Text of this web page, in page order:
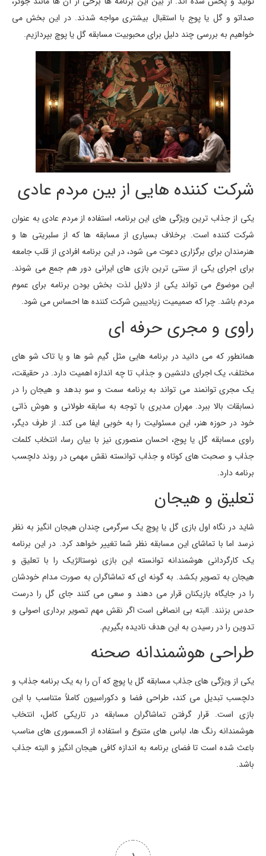
صداتو و گل یا پوج با استقبال بیشتری مواجه شدند. در این بخش می
خواهیم به بررسی چند دلیل برای محبوبیت مسابقه گل یا پوچ بپردازیم.
شرکت کننده هایی از بین مردم عادی
یکی از جذاب ترین ویژگی های این برنامه، استفاده از مردم عادی به عنوان
شرکت کننده است. برخلاف بسیاری از مسابقه ها که از سلبریتی ها و
هنرمندان برای برگزاری دعوت می شود، در این برنامه افرادی از قلب جامعه
برای اجرای یکی از سنتی ترین بازی های ایرانی دور هم جمع می شوند.
این موضوع می تواند یکی از دلایل لذت بخش بودن برنامه برای عموم
مردم باشد. چرا که صمیمیت زیادیبین شرکت کننده ها احساس می شود.
راوی و مجری حرفه ای
همانطور که می دانید در برنامه هایی مثل گیم شو ها و یا تاک شو های
مختلف، یک اجرای دلنشین و جذاب تا چه اندازه اهمیت دارد. در حقیقت،
یک مجری توانمند می تواند به برنامه سمت و سو بدهد و هیجان را در
نسابقات بالا ببرد. مهران مدیری با توجه به سابقه طولانی و هوش ذاتی
خود در حوزه هنر، این مسئولیت را به خوبی ایفا می کند. از طرف دیگر،
راوی مسابقه گل یا پوج، احسان منصوری نیز با بیان رسا، انتخاب کلمات
جذاب و صحبت های کوتاه و جذاب توانسته نقش مهمی در روند دلچسب
برنامه دارد.
تعلیق و هیجان
شاید در نگاه اول بازی گل یا پوچ یک سرگرمی چندان هیجان انگیز به نظر
نرسد اما با تماشای این مسابقه نظر شما تغییر خواهد کرد. در این برنامه
یک کارگردانی هوشمندانه توانسته این بازی نوستالژیک را با تعلیق و
هیجان به تصویر بکشد. به گونه ای که تماشاگران به صورت مدام خودشان
را در جایگاه بازیکنان قرار می دهند و سعی می کنند جای گل را درست
حدس بزنند. البته بی انصافی است اگر نقش مهم تصویر برداری اصولی و
تدوین را در رسیدن به این هدف نادیده بگیریم.
طراحی هوشمندانه صحنه
یکی از ویژگی های جذاب مسابقه گل یا پوچ که آن را به یک برنامه جذاب و
دلچسب تبدیل می کند، طراحی فضا و دکوراسیون کاملاً متناسب با این
بازی است. قرار گرفتن تماشاگران مسابقه در تاریکی کامل، انتخاب
هوشمندانه رنگ ها، لباس های متنوع و استفاده از اکسسوری های مناسب
باعث شده است تا فضای برنامه به اندازه کافی هیجان انگیز و البته جذاب
باشد.